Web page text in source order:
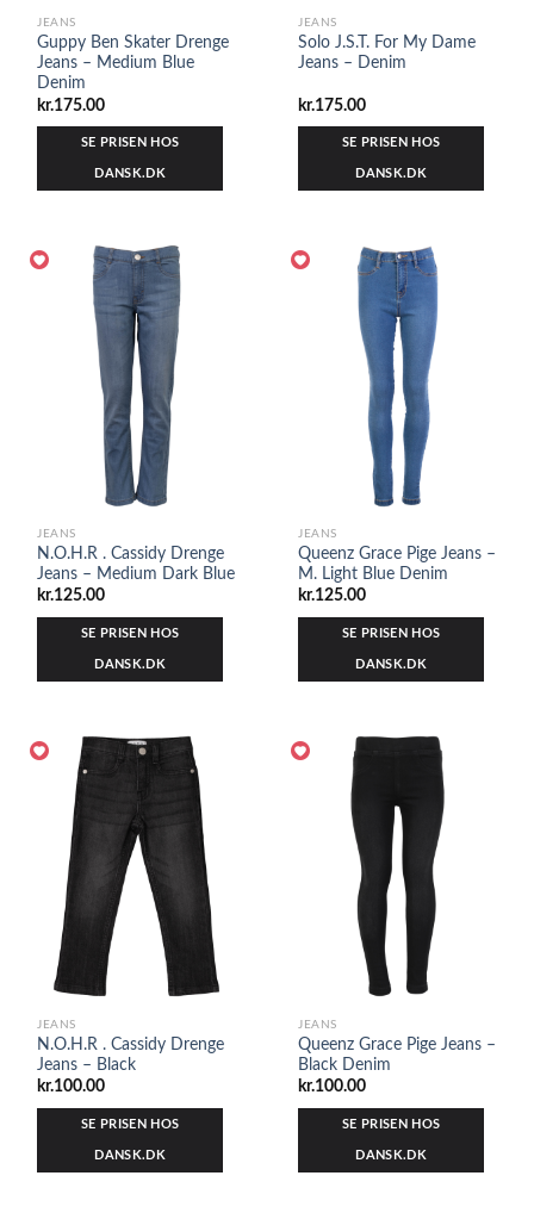
JEANS
Guppy Ben Skater Drenge
Jeans – Medium Blue
Denim
kr.175.00
SE PRISEN HOS
DANSK.DK
JEANS
Solo J.S.T. For My Dame
Jeans – Denim
kr.175.00
SE PRISEN HOS
DANSK.DK
JEANS
N.O.H.R . Cassidy Drenge
Jeans – Medium Dark Blue
kr.125.00
SE PRISEN HOS
DANSK.DK
JEANS
Queenz Grace Pige Jeans –
M. Light Blue Denim
kr.125.00
SE PRISEN HOS
DANSK.DK
JEANS
N.O.H.R . Cassidy Drenge
Jeans – Black
kr.100.00
SE PRISEN HOS
DANSK.DK
JEANS
Queenz Grace Pige Jeans –
Black Denim
kr.100.00
SE PRISEN HOS
DANSK.DK